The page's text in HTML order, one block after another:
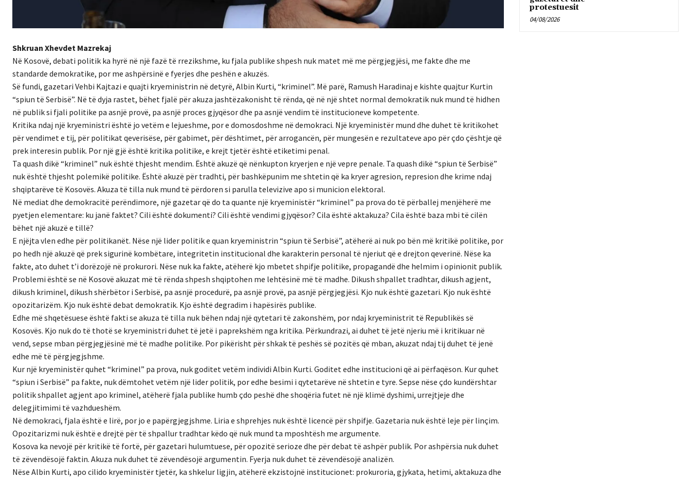
Shkruan Xhevdet Mazrekaj
Në Kosovë, debati politik ka hyrë në një fazë të rrezikshme, ku fjala publike shpesh nuk matet më me përgjegjësi, me fakte dhe me
standarde demokratike, por me ashpërsinë e fyerjes dhe peshën e akuzës.
Së fundi, gazetari Vehbi Kajtazi e quajti kryeministrin në detyrë, Albin Kurti, “kriminel”. Më parë, Ramush Haradinaj e kishte quajtur Kurtin
“spiun të Serbisë”. Në të dyja rastet, bëhet fjalë për akuza jashtëzakonisht të rënda, që në një shtet normal demokratik nuk mund të hidhen
në publik si fjali politike pa asnjë provë, pa asnjë proces gjyqësor dhe pa asnjë vendim të institucioneve kompetente.
Kritika ndaj një kryeministri është jo vetëm e lejueshme, por e domosdoshme në demokraci. Një kryeministër mund dhe duhet të kritikohet
për vendimet e tij, për politikat qeverisëse, për gabimet, për dështimet, për arrogancën, për mungesën e rezultateve apo për çdo çështje që
prek interesin publik. Por një gjë është kritika politike, e krejt tjetër është etiketimi penal.
Ta quash dikë “kriminel” nuk është thjesht mendim. Është akuzë që nënkupton kryerjen e një vepre penale. Ta quash dikë “spiun të Serbisë”
nuk është thjesht polemikë politike. Është akuzë për tradhti, për bashkëpunim me shtetin që ka kryer agresion, represion dhe krime ndaj
shqiptarëve të Kosovës. Akuza të tilla nuk mund të përdoren si parulla televizive apo si municion elektoral.
Në mediat dhe demokracitë perëndimore, një gazetar që do ta quante një kryeministër “kriminel” pa prova do të përballej menjëherë me
pyetjen elementare: ku janë faktet? Cili është dokumenti? Cili është vendimi gjyqësor? Cila është aktakuza? Cila është baza mbi të cilën
bëhet një akuzë e tillë?
E njëjta vlen edhe për politikanët. Nëse një lider politik e quan kryeministrin “spiun të Serbisë”, atëherë ai nuk po bën më kritikë politike, por
po hedh një akuzë që prek sigurinë kombëtare, integritetin institucional dhe karakterin personal të njeriut që e drejton qeverinë. Nëse ka
fakte, ato duhet t’i dorëzojë në prokurori. Nëse nuk ka fakte, atëherë kjo mbetet shpifje politike, propagandë dhe helmim i opinionit publik.
Problemi është se në Kosovë akuzat më të rënda shpesh shqiptohen me lehtësinë më të madhe. Dikush shpallet tradhtar, dikush agjent,
dikush kriminel, dikush shërbëtor i Serbisë, pa asnjë procedurë, pa asnjë provë, pa asnjë përgjegjësi. Kjo nuk është gazetari. Kjo nuk është
opozitarizëm. Kjo nuk është debat demokratik. Kjo është degradim i hapësirës publike.
Edhe më shqetësuese është fakti se akuza të tilla nuk bëhen ndaj një qytetari të zakonshëm, por ndaj kryeministrit të Republikës së
Kosovës. Kjo nuk do të thotë se kryeministri duhet të jetë i paprekshëm nga kritika. Përkundrazi, ai duhet të jetë njeriu më i kritikuar në
vend, sepse mban përgjegjësinë më të madhe politike. Por pikërisht për shkak të peshës së pozitës që mban, akuzat ndaj tij duhet të jenë
edhe më të përgjegjshme.
Kur një kryeministër quhet “kriminel” pa prova, nuk goditet vetëm individi Albin Kurti. Goditet edhe institucioni që ai përfaqëson. Kur quhet
“spiun i Serbisë” pa fakte, nuk dëmtohet vetëm një lider politik, por edhe besimi i qytetarëve në shtetin e tyre. Sepse nëse çdo kundërshtar
politik shpallet agjent apo kriminel, atëherë fjala publike humb çdo peshë dhe shoqëria futet në një klimë dyshimi, urrejtjeje dhe
delegjitimimi të vazhdueshëm.
Në demokraci, fjala është e lirë, por jo e papërgjegjshme. Liria e shprehjes nuk është licencë për shpifje. Gazetaria nuk është leje për linçim.
Opozitarizmi nuk është e drejtë për të shpallur tradhtar këdo që nuk mund ta mposhtësh me argumente.
Kosova ka nevojë për kritikë të fortë, për gazetari hulumtuese, për opozitë serioze dhe për debat të ashpër publik. Por ashpërsia nuk duhet
të zëvendësojë faktin. Akuza nuk duhet të zëvendësojë argumentin. Fyerja nuk duhet të zëvendësojë analizën.
Nëse Albin Kurti, apo cilido kryeministër tjetër, ka shkelur ligjin, atëherë ekzistojnë institucionet: prokuroria, gjykata, hetimi, aktakuza dhe
protestuesit
04/08/2026